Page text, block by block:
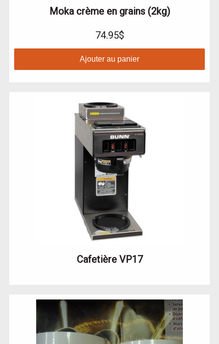
74.95$
Moka crème en grains (2kg)
Ajouter au panier
Cafetière VP17